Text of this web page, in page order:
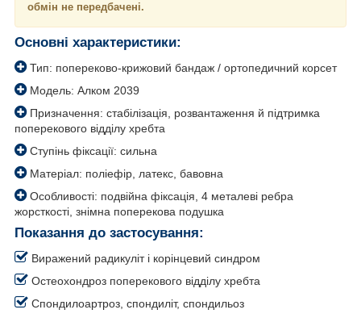
обмін не передбачені.
Основні характеристики:
Тип: попереково-крижовий бандаж / ортопедичний корсет
Модель: Алком 2039
Призначення: стабілізація, розвантаження й підтримка
поперекового відділу хребта
Ступінь фіксації: сильна
Матеріал: поліефір, латекс, бавовна
Особливості: подвійна фіксація, 4 металеві ребра
жорсткості, знімна поперекова подушка
Показання до застосування:
Виражений радикуліт і корінцевий синдром
Остеохондроз поперекового відділу хребта
Спондилоартроз, спондиліт, спондильоз